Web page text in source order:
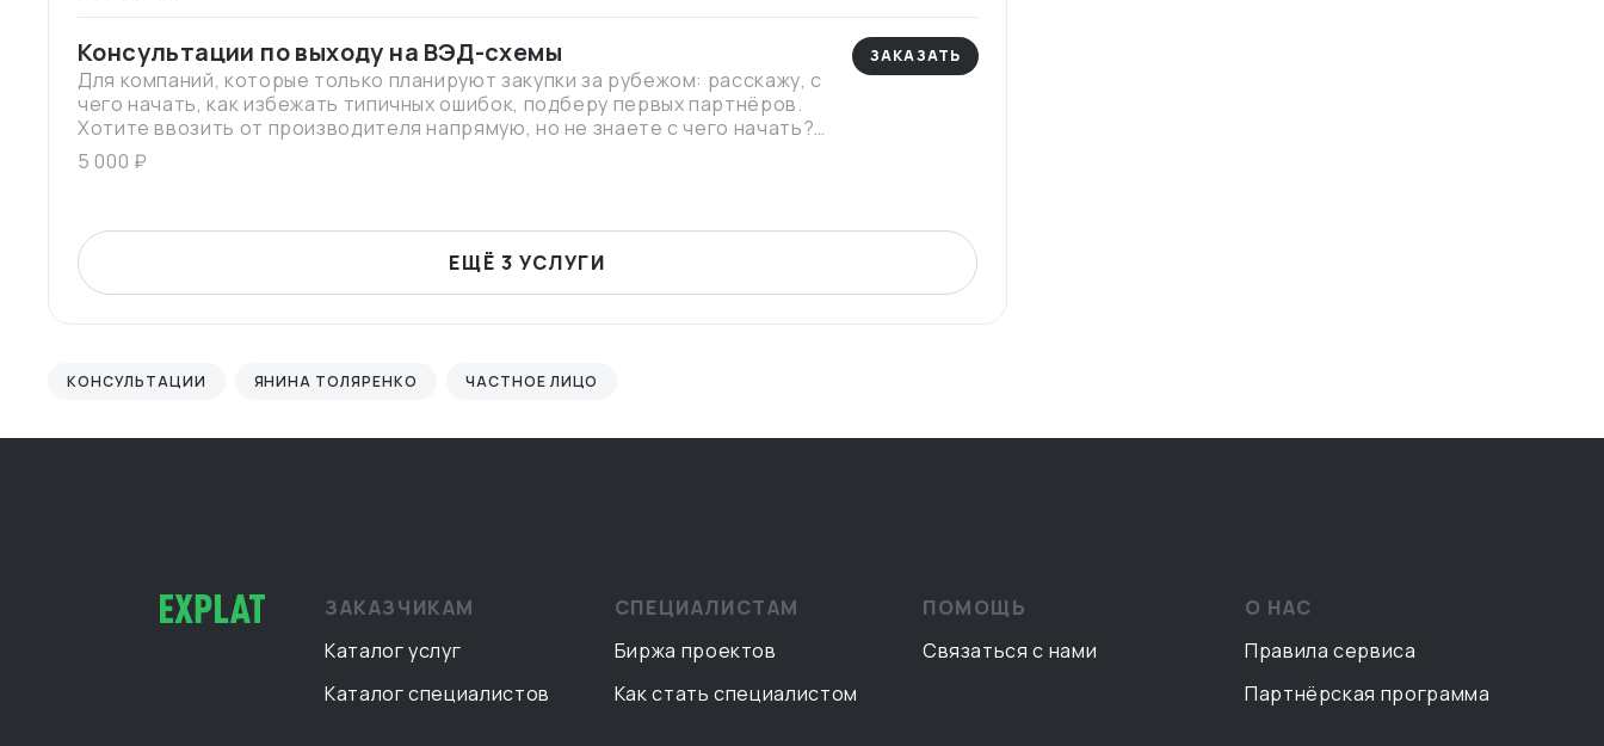
Консультации по выходу на ВЭД-схемы
Для компаний, которые только планируют закупки за рубежом: расскажу, с
чего начать, как избежать типичных ошибок, подберу первых партнёров.
Хотите ввозить от производителя напрямую, но не знаете с чего начать?
Думаете переходить на "белые поставки", но этот процесс кажется таким
трудоемким? Бизнес растет, продукции локальных поставщиков уже
5 000 ₽
ЗАКАЗАТЬ
ЕЩЁ 3 УСЛУГИ
КОНСУЛЬТАЦИИ ЯНИНА ТОЛЯРЕНКО ЧАСТНОЕ ЛИЦО
ЗАКАЗЧИКАМ
Каталог услуг
Каталог специалистов
СПЕЦИАЛИСТАМ
Биржа проектов
Как стать специалистом
ПОМОЩЬ
Связаться с нами
О НАС
Правила сервиса
Партнёрская программа